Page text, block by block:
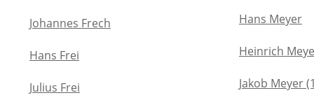
Johannes Frech
Hans Frei
Julius Frei
Hans Meyer
Heinrich
Jakob Meyer